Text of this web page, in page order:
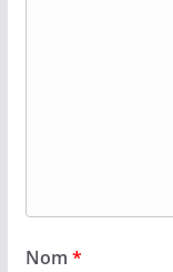
Nom *